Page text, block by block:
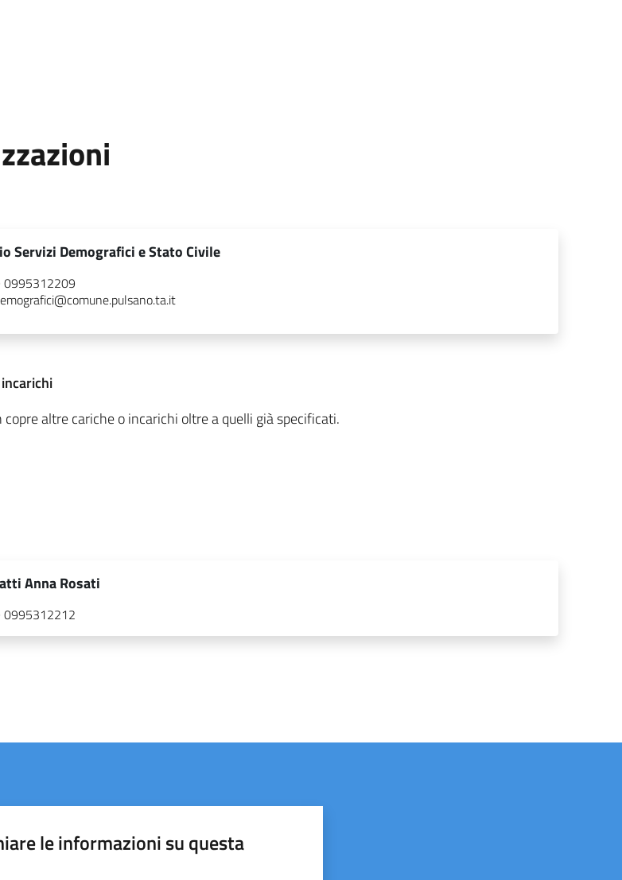
Servizi Demografici e Stato Civile.
0995312209
:
copre altre cariche o incarichi oltre a quelli già specificati..
Anna Rosati
0995312212
le informazioni su questa